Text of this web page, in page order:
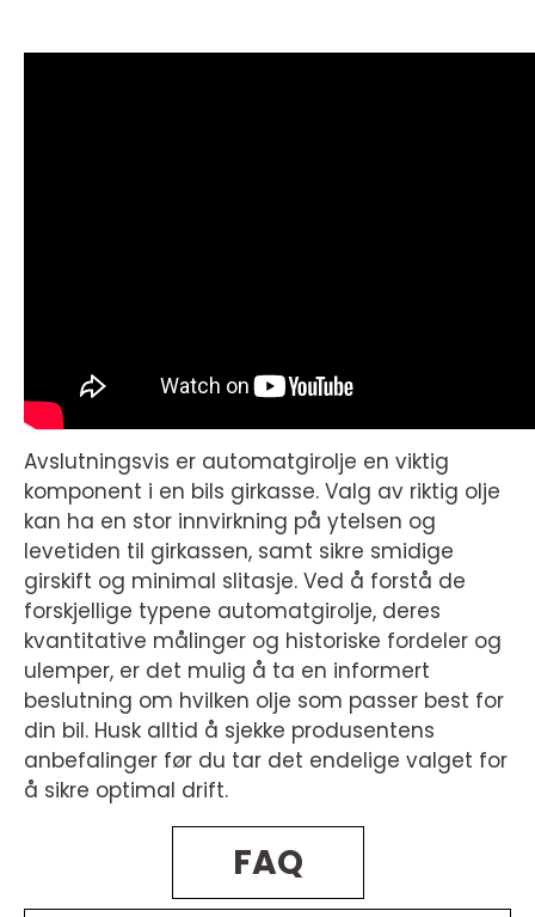
Avslutningsvis er automatgirolje en viktig
komponent i en bils girkasse. Valg av riktig olje
kan ha en stor innvirkning på ytelsen og
levetiden til girkassen, samt sikre smidige
girskift og minimal slitasje. Ved å forstå de
forskjellige typene automatgirolje, deres
kvantitative målinger og historiske fordeler og
ulemper, er det mulig å ta en informert
beslutning om hvilken olje som passer best for
din bil. Husk alltid å sjekke produsentens
anbefalinger før du tar det endelige valget for
å sikre optimal drift.
FAQ